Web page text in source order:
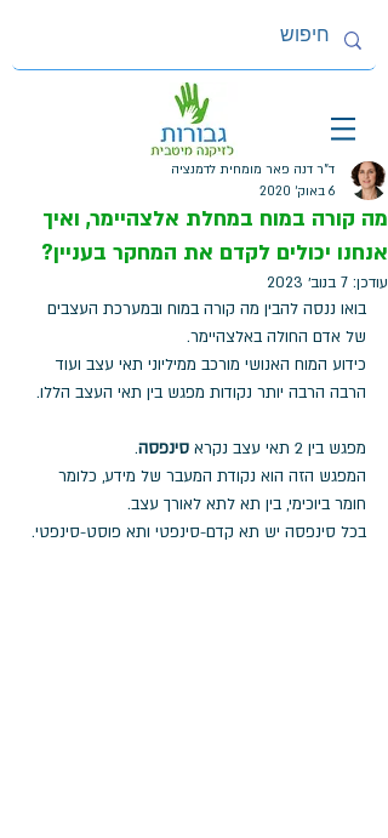
מה קורה במוח במחלת אלצהיימר, ואיך
אנחנו יכולים לקדם את המחקר בעניין?
ד"ר דנה פאר מומחית לדמנציה
6 באוק׳ 2020
עודכן: 7 בנוב׳ 2023
בואו ננסה להבין מה קורה במוח ובמערכת העצבים
של אדם החולה באלצהיימר.
כידוע המוח האנושי מורכב ממיליוני תאי עצב ועוד
הרבה הרבה יותר נקודות מפגש בין תאי העצב הללו.
מפגש בין 2 תאי עצב נקרא סינפסה.
המפגש הזה הוא נקודת המעבר של מידע, כלומר
חומר ביוכימי, בין תא לתא לאורך עצב.
בכל סינפסה יש תא קדם-סינפטי ותא פוסט-סינפטי.